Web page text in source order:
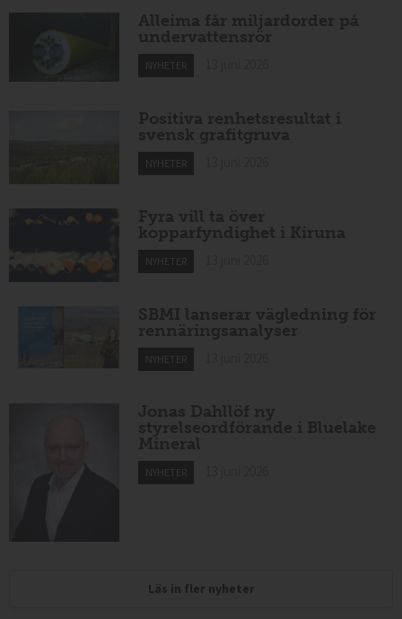
Alleima får miljardorder på
undervattensrör
NYHETER
Positiva renhetsresultat i
svensk grafitgruva
NYHETER
Fyra vill ta över
kopparfyndighet i Kiruna
NYHETER
SBMI lanserar vägledning för
rennäringsanalyser
NYHETER
Jonas Dahllöf ny
styrelseordförande i Bluelake
Mineral
NYHETER
Läs in fler nyheter